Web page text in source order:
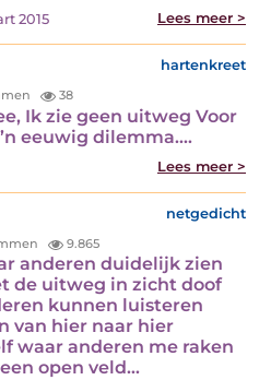
2015 Lees meer >
hartenkreet
38
Ik zie geen uitweg Voor
eeuwig dilemma.…
Lees meer >
netgedicht
9.865
anderen duidelijk zien
de uitweg in zicht doof
kunnen luisteren
van hier naar hier
waar anderen me raken
open veld…